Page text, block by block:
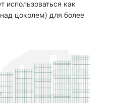
использоваться как
цоколем) для более